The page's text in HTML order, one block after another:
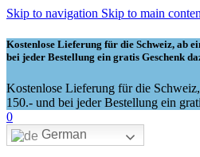
Skip to navigation Skip to main
Kostenlose Lieferung für die Schweiz, ab
bei jeder Bestellung ein gratis Geschenk
Kostenlose Lieferung für die
150.- und bei jeder Bestellung ein
0
German